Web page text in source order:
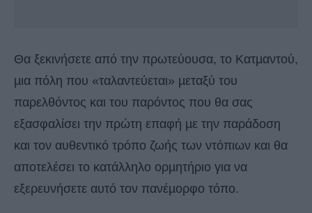
Θα ξεκινήσετε από την πρωτεύουσα, το Κατµαντού,
µια πόλη που «ταλαντεύεται» µεταξύ του
παρελθόντος και του παρόντος που θα σας
εξασφαλίσει την πρώτη επαφή µε την παράδοση
και τον αυθεντικό τρόπο ζωής των ντόπιων και θα
αποτελέσει το κατάλληλο ορµητήριο για να
εξερευνήσετε αυτό τον πανέµορφο τόπο.